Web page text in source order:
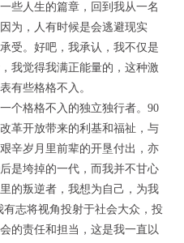
些人生的篇章，回到我从一名
为，人有时候是会逃避现实
受。好吧，我承认，我不仅是
我觉得我满正能量的，这种激
有些格格不入。
格格不入的独立独行者。90
革开放带来的利基和福祉，与
辛岁月里前辈的开垦付出，亦
是垮掉的一代，而我并不甘心
的叛逆者，我想为自己，为我
志将视角投射于社会大众，投
的责任和担当，这是我一直以